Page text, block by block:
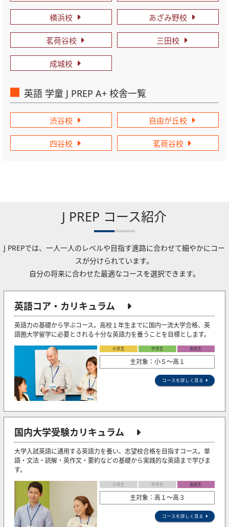
横浜校 あざみ野校
茗荷谷校 三田校
成城校
英語 学童 J PREP A+ 校舎一覧
渋谷校 自由が丘校
四谷校 茗荷谷校
J PREP コース紹介
J PREPでは、一人一人のレベルや目指す進路に合わせて細やかにコー
スが分けられています。
自分の将来に合わせた最適なコースを選択できます。
英語コア・カリキュラム
英語力の基礎から学ぶコース。高校１年生までに国内一流大学合格、英
語圏大学留学に必要とされる十分な英語力を養うことを目標とします。
小学生 中学生 高校生
主対象：小５〜高１
コースを詳しく見る
国内大学受験カリキュラム
大学入試英語に通用する英語力を養い、志望校合格を目指すコース。単
語・文法・読解・英作文・要約などの基礎から実践的な英語まで学びま
す。
小学生 中学生 高校生
主対象：高１～高３
コースを詳しく見る